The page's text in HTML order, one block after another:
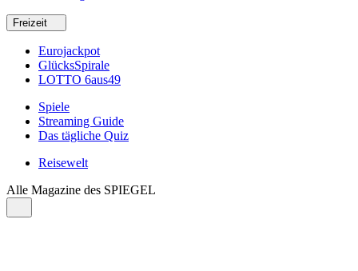
Freizeit
Eurojackpot
GlücksSpirale
LOTTO 6aus49
Spiele
Streaming Guide
Das tägliche Quiz
Reisewelt
Alle Magazine des SPIEGEL